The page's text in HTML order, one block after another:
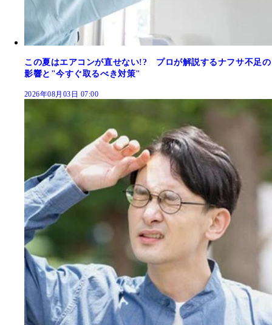
この夏はエアコンが直せない!? プロが解説するナフサ不足の
影響と"今すぐ取るべき対策"
2026年08月03日 07:00